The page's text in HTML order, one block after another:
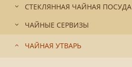
СТЕКЛЯННАЯ ЧАЙНАЯ ПОСУДА
ЧАЙНЫЕ СЕРВИЗЫ
ЧАЙНАЯ УТВАРЬ